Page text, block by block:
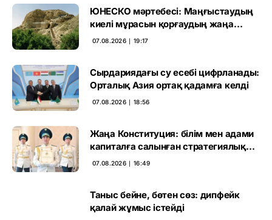
ЮНЕСКО мәртебесі: Маңғыстаудың
киелі мұрасын қорғаудың жаңа
кезеңі басталды
07.08.2026 ∣ 19:17
Сырдариядағы су есебі цифрланады:
Орталық Азия ортақ қадамға келді
07.08.2026 ∣ 18:56
Жаңа Конституция: білім мен адами
капиталға салынған стратегиялық
негіз
07.08.2026 ∣ 16:49
Таныс бейне, бөтен сөз: дипфейк
қалай жұмыс істейді